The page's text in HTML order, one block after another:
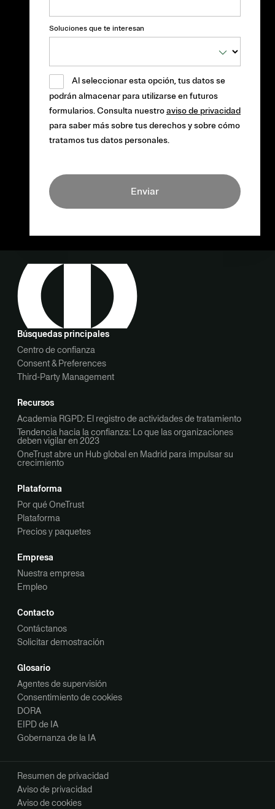
Soluciones que te interesan
Al seleccionar esta opción, tus datos se
podrán almacenar para utilizarse en futuros
formularios. Consulta nuestroaviso de privacidad
para saber más sobre tus derechos y sobre cómo
tratamos tus datos personales.
Enviar
Búsquedas principales
Centro de confianza
Consent & Preferences
Third-Party Management
Recursos
Academia RGPD: El registro de actividades de tratamiento
Tendencia hacia la confianza: Lo que las organizaciones
deben vigilar en 2023
OneTrust abre un Hub global en Madrid para impulsar su
crecimiento
Plataforma
Por qué OneTrust
Plataforma
Precios y paquetes
Empresa
Nuestra empresa
Empleo
Contacto
Contáctanos
Solicitar demostración
Glosario
Agentes de supervisión
Consentimiento de cookies
DORA
EIPD de IA
Gobernanza de la IA
Resumen de privacidad
Aviso de privacidad
Aviso de cookies